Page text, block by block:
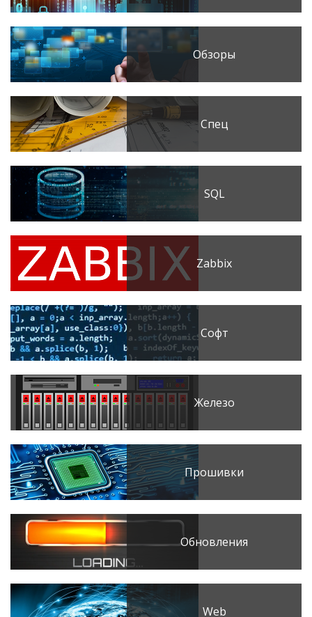
Обзоры
Спец
SQL
Zabbix
Софт
Железо
Прошивки
Обновления
Web